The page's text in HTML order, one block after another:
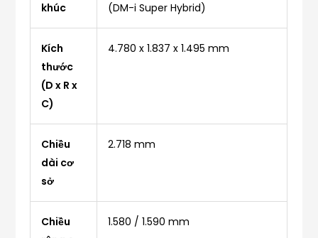
khúc
(DM-i Super Hybrid)
Kích
thước
(D x R x
C)
4.780 x 1.837 x 1.495 mm
Chiều
dài cơ
sở
2.718 mm
Chiều
1.580 / 1.590 mm